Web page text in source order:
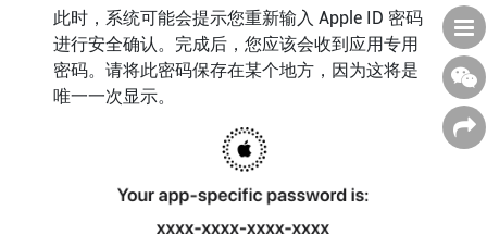
此时，系统可能会提示您重新输入 Apple ID 密码
进行安全确认。完成后，您应该会收到应用专用
密码。请将此密码保存在某个地方，因为这将是
唯一一次显示。